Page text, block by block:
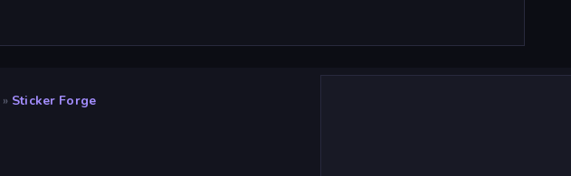
» Sticker Forge